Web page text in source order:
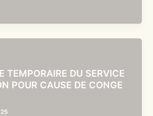
TEMPORAIRE DU SERVICE
POUR CAUSE DE CONGE